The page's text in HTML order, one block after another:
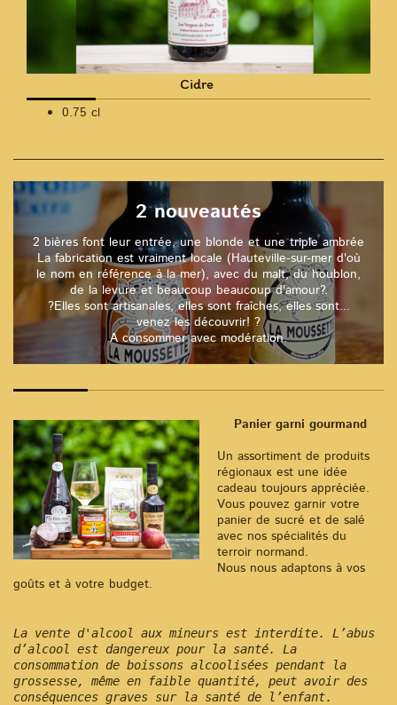
Cidre
0.75 cl
2 nouveautés
2 bières font leur entrée, une blonde et une triple ambrée
La fabrication est vraiment locale (Hauteville-sur-mer d'où
le nom en référence à la mer), avec du malt, du houblon,
de la levure et beaucoup beaucoup d'amour?.
?Elles sont artisanales, elles sont fraîches, elles sont...
venez les découvrir! ?
A consommer avec modération.
Panier garni gourmand
Un assortiment de produits
régionaux est une idée
cadeau toujours appréciée.
Vous pouvez garnir votre
panier de sucré et de salé
avec nos spécialités du
terroir normand.
Nous nous adaptons à vos
goûts et à votre budget.
La vente d'alcool aux mineurs est interdite. L’abus
d’alcool est dangereux pour la santé. La
consommation de boissons alcoolisées pendant la
grossesse, même en faible quantité, peut avoir des
conséquences graves sur la santé de l’enfant.